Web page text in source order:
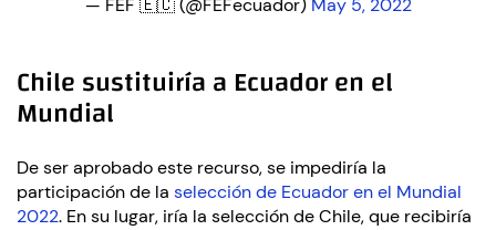
— FEF 🇪🇨 (@FEFecuador) May 5, 2022
Chile sustituiría a Ecuador en el
Mundial
De ser aprobado este recurso, se impediría la
participación de la selección de Ecuador en el Mundial
2022. En su lugar, iría la selección de Chile, que recibiría